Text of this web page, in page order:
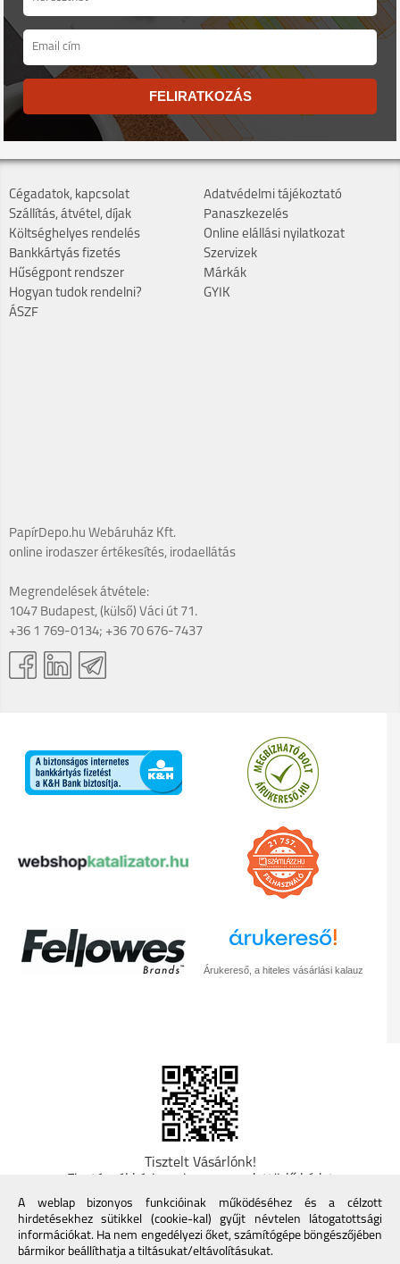
FELIRATKOZÁS
Cégadatok, kapcsolat
Szállítás, átvétel, díjak
Költséghelyes rendelés
Bankkártyás fizetés
Hűségpont rendszer
Hogyan tudok rendelni?
ÁSZF
Adatvédelmi tájékoztató
Panaszkezelés
Online elállási nyilatkozat
Szervizek
Márkák
GYIK
PapírDepo.hu Webáruház Kft.
online irodaszer értékesítés, irodaellátás
Megrendelések átvétele:
1047 Budapest, (külső) Váci út 71.
+36 1 769-0134; +36 70 676-7437
Árukereső, a hiteles vásárlási kalauz
Tisztelt Vásárlónk!
Fizetésnél kérje az ingyenes adattörlő kódot
adatainak biztonsága érdekében! A Kormány
döntése alapján a kereskedő minden tartós
adathordozó termék vásárlásakor köteles ingyenes
adattörlő kódot biztosítani. További információk a
A weblap bizonyos funkcióinak működéséhez és a célzott
hirdetésekhez sütikkel (cookie-kal) gyűjt névtelen látogatottsági
információkat. Ha nem engedélyezi őket, számítógépe böngészőjében
bármikor beállíthatja a tiltásukat/eltávolításukat.